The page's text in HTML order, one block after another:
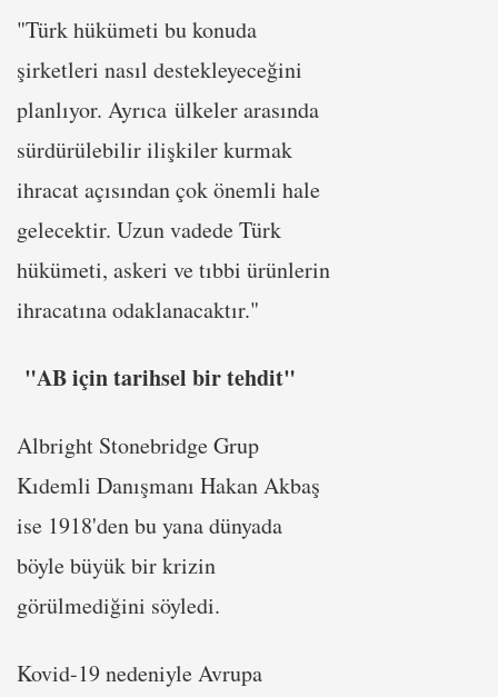
"Türk hükümeti bu konuda
şirketleri nasıl destekleyeceğini
planlıyor. Ayrıca ülkeler arasında
sürdürülebilir ilişkiler kurmak
ihracat açısından çok önemli hale
gelecektir. Uzun vadede Türk
hükümeti, askeri ve tıbbi ürünlerin
ihracatına odaklanacaktır."
"AB için tarihsel bir tehdit"
Albright Stonebridge Grup
Kıdemli Danışmanı Hakan Akbaş
ise 1918'den bu yana dünyada
böyle büyük bir krizin
görülmediğini söyledi.
Kovid-19 nedeniyle Avrupa